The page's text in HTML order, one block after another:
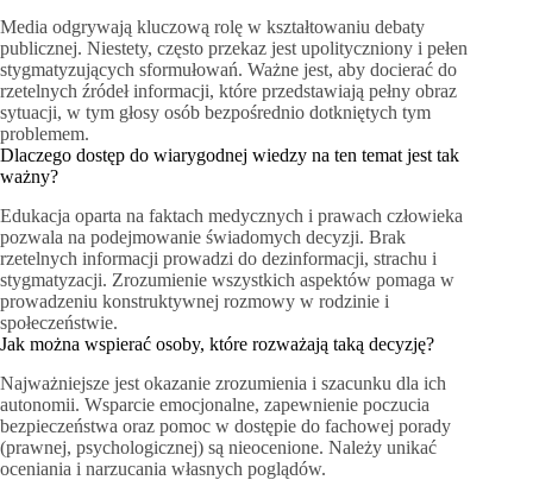
Media odgrywają kluczową rolę w kształtowaniu debaty
publicznej. Niestety, często przekaz jest upolityczniony i pełen
stygmatyzujących sformułowań. Ważne jest, aby docierać do
rzetelnych źródeł informacji, które przedstawiają pełny obraz
sytuacji, w tym głosy osób bezpośrednio dotkniętych tym
problemem.
Dlaczego dostęp do wiarygodnej wiedzy na ten temat jest tak
ważny?
Edukacja oparta na faktach medycznych i prawach człowieka
pozwala na podejmowanie świadomych decyzji. Brak
rzetelnych informacji prowadzi do dezinformacji, strachu i
stygmatyzacji. Zrozumienie wszystkich aspektów pomaga w
prowadzeniu konstruktywnej rozmowy w rodzinie i
społeczeństwie.
Jak można wspierać osoby, które rozważają taką decyzję?
Najważniejsze jest okazanie zrozumienia i szacunku dla ich
autonomii. Wsparcie emocjonalne, zapewnienie poczucia
bezpieczeństwa oraz pomoc w dostępie do fachowej porady
(prawnej, psychologicznej) są nieocenione. Należy unikać
oceniania i narzucania własnych poglądów.